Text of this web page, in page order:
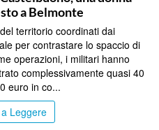
a Belmonte
territorio coordinati dai
per contrastare lo spaccio di
operazioni, i militari hanno
complessivamente quasi 40
euro in co...
Leggere